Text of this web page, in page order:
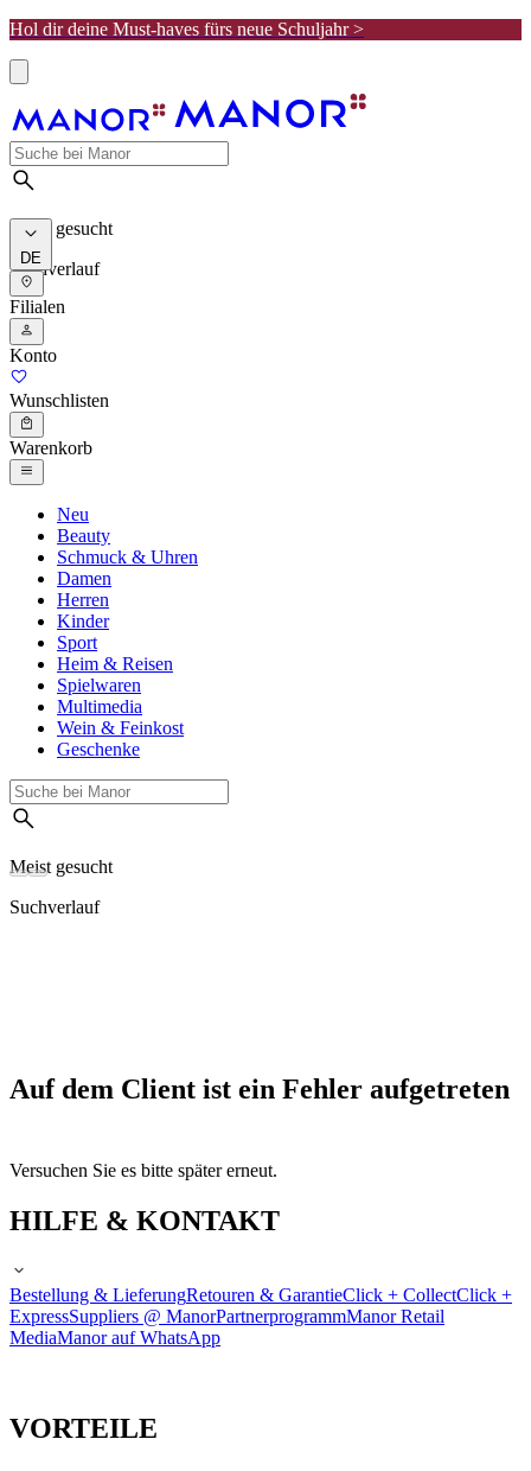
Hol dir deine Must-haves fürs neue Schuljahr >
Meist gesucht
Suchverlauf
DE
Filialen
Konto
Wunschlisten
Warenkorb
Neu
Beauty
Schmuck & Uhren
Damen
Herren
Kinder
Sport
Heim & Reisen
Spielwaren
Multimedia
Wein & Feinkost
Geschenke
Meist gesucht
Suchverlauf
Auf dem Client ist ein Fehler aufgetreten
Versuchen Sie es bitte später erneut.
HILFE & KONTAKT
Bestellung & LieferungRetouren & GarantieClick + CollectClick +
ExpressSuppliers @ ManorPartnerprogrammManor Retail
MediaManor auf WhatsApp
VORTEILE